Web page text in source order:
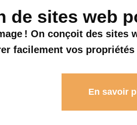
de sites web
! On conçoit des
facilement vos
En savoir